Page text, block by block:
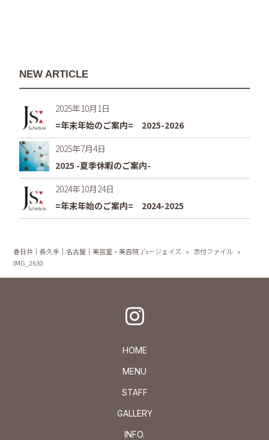
NEW ARTICLE
2025年10月1日
=年末年始のご案内= 2025-2026
2025年7月4日
2025 -夏季休暇のご案内-
2024年10月24日
=年末年始のご案内= 2024-2025
春日井｜長久手｜名古屋｜美容室・美容院 J's－ジェイズ » 添付ファイル »
IMG_2630
HOME
MENU
STAFF
GALLERY
INFO.